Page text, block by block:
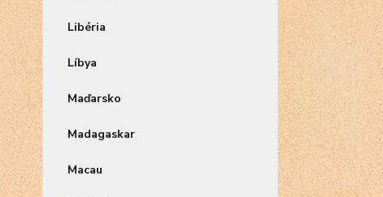
Libéria
Líbya
Maďarsko
Madagaskar
Macau